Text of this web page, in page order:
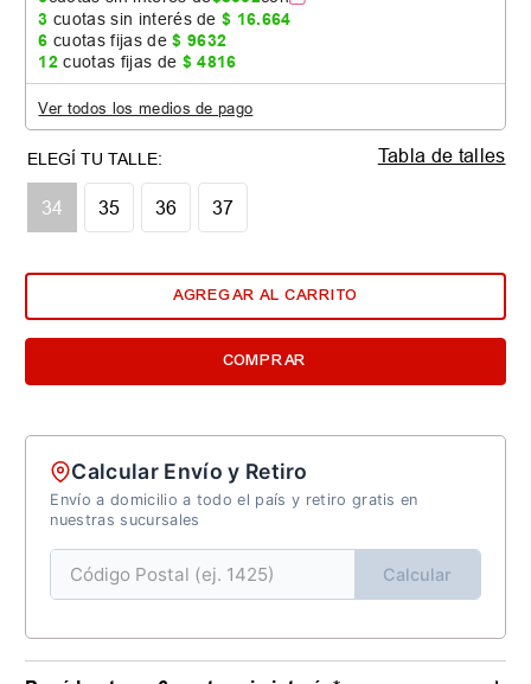
3 cuotas sin interés de$ 16.664
6 cuotas fijas de$ 9632
12 cuotas fijas de $ 4816
Ver todos los medios de pago
34 35 36 37
Tabla de talles
AGREGAR AL CARRITO
COMPRAR
Calcular Envío y Retiro
Envío a domicilio a todo el país y retiro gratis en
nuestras sucursales
Calcular